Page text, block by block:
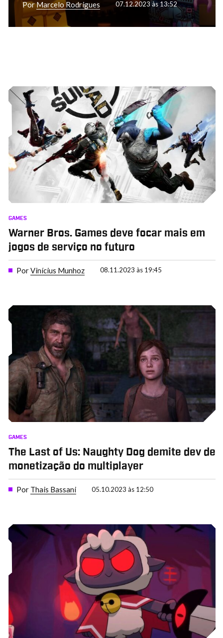
PorMarcelo Rodrigues 07.12.2023 às 13:52
GAMES
Warner Bros. Games deve focar mais em
jogos de serviço no futuro
PorVinícius Munhoz 08.11.2023 às 19:45
GAMES
The Last of Us: Naughty Dog demite dev de
monetização do multiplayer
Por Thais Bassani 05.10.2023 às 12:50